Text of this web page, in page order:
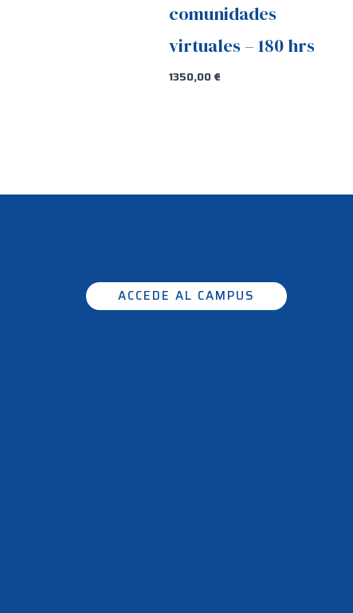
comunidades
virtuales – 180 hrs
1350,00€
ACCEDE AL CAMPUS